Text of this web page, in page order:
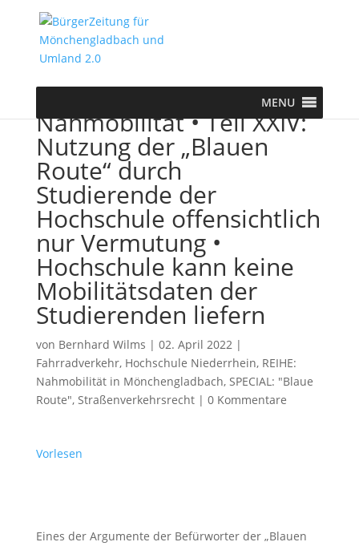
MENU
Nahmobilität • Teil XXIV:
Nutzung der „Blauen
Route“ durch
Studierende der
Hochschule offensichtlich
nur Vermutung •
Hochschule kann keine
Mobilitätsdaten der
Studierenden liefern
von Bernhard Wilms | 02. April 2022|
Fahrradverkehr, Hochschule Niederrhein, REIHE:
Nahmobilität in Mönchengladbach, SPECIAL: "Blaue
Route", Straßenverkehrsrecht| 0 Kommentare
Vorlesen
Eines der Argumente der Befürworter der „Blauen